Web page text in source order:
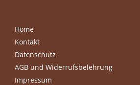
Footer
menu
Home
Kontakt
Datenschutz
AGB und Widerrufsbelehrung
Impressum